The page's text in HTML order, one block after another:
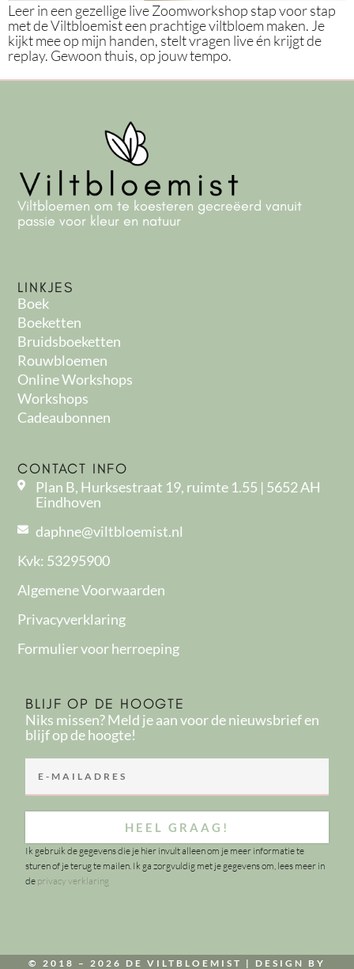
Leer in een gezellige live Zoomworkshop stap voor stap
met de Viltbloemist een prachtige viltbloem maken. Je
kijkt mee op mijn handen, stelt vragen live én krijgt de
replay. Gewoon thuis, op jouw tempo.
Viltbloemen om te koesteren gecreëerd vanuit
passie voor kleur en natuur
LINKJES
Boek
Boeketten
Bruidsboeketten
Rouwbloemen
Online Workshops
Workshops
Cadeaubonnen
CONTACT INFO
Plan B, Hurksestraat 19, ruimte 1.55 | 5652 AH
Eindhoven
daphne@viltbloemist.nl
Kvk: 53295900
Algemene Voorwaarden
Privacyverklaring
Formulier voor herroeping
BLIJF OP DE HOOGTE
Niks missen? Meld je aan voor de nieuwsbrief en
blijf op de hoogte!
HEEL GRAAG!
Ik gebruik de gegevens die je hier invult alleen om je meer informatie te
sturen of je terug te mailen. Ik ga zorgvuldig met je gegevens om, lees meer in
de privacy verklaring
© 2018 – 2026 DE VILTBLOEMIST | DESIGN BY